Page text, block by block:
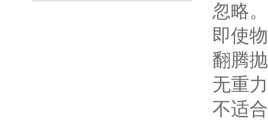
忽略
即使
翻腾
无重
不适